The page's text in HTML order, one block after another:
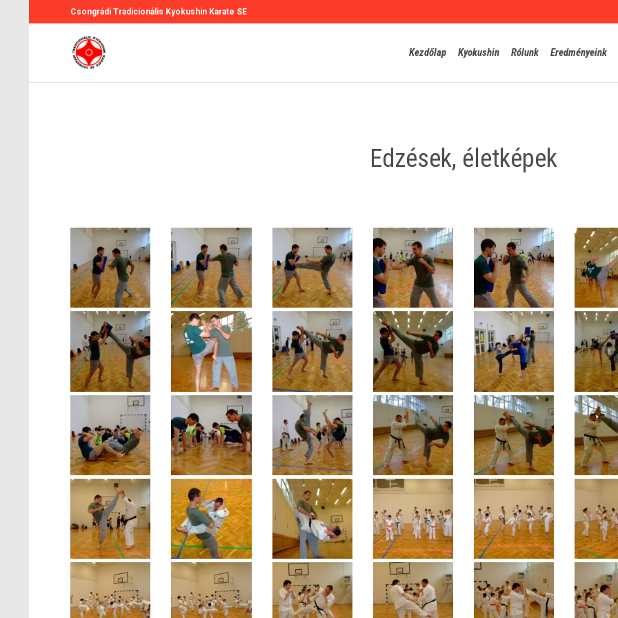
Csongrádi Tradicionális Kyokushin Karate SE
Kezdőlap Kyokushin Rólunk Eredményeink
Edzések, életképek